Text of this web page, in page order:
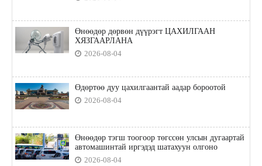
Өнөөдөр дөрвөн дүүрэгт ЦАХИЛГААН
ХЯЗГААРЛАНА
2026-08-04
Өдөртөө дуу цахилгаантай аадар бороотой
2026-08-04
Өнөөдөр тэгш тоогоор төгссөн улсын дугаартай
автомашинтай иргэдэд шатахуун олгоно
2026-08-04